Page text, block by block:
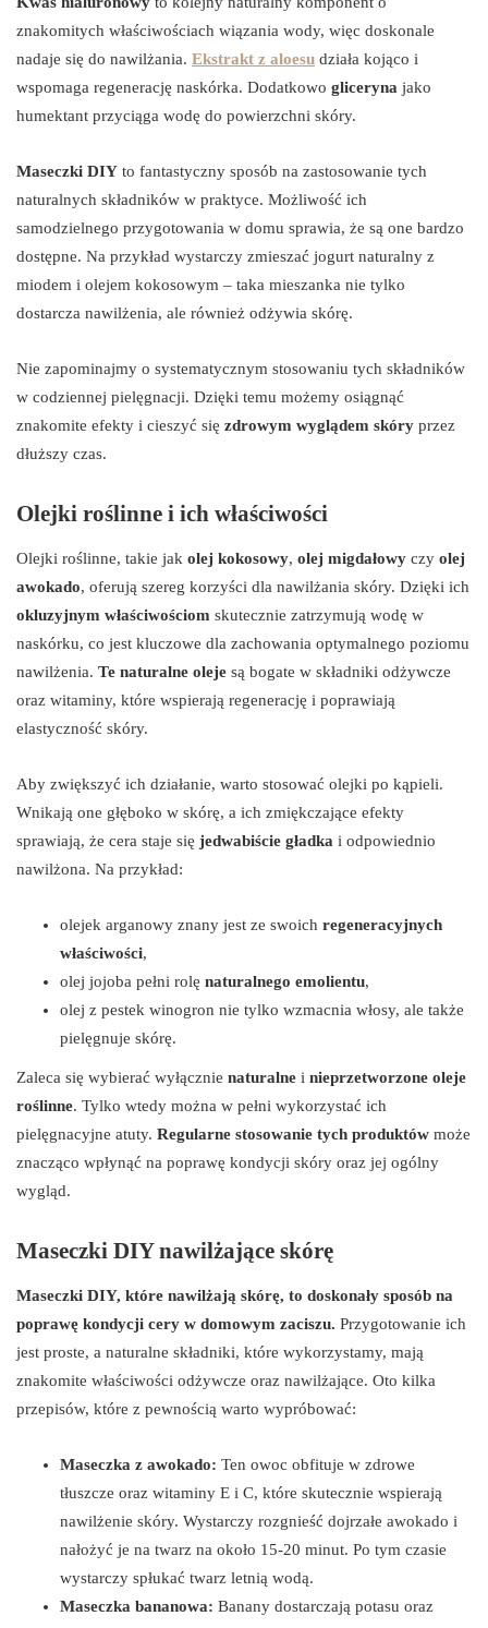
znakomitych właściwościach wiązania wody, więc doskonale
nadaje się do nawilżania. Ekstrakt z aloesu działa kojąco i
wspomaga regenerację naskórka. Dodatkowo gliceryna jako
humektant przyciąga wodę do powierzchni skóry.
Maseczki DIY to fantastyczny sposób na zastosowanie tych
naturalnych składników w praktyce. Możliwość ich
samodzielnego przygotowania w domu sprawia, że są one bardzo
dostępne. Na przykład wystarczy zmieszać jogurt naturalny z
miodem i olejem kokosowym – taka mieszanka nie tylko
dostarcza nawilżenia, ale również odżywia skórę.
Nie zapominajmy o systematycznym stosowaniu tych składników
w codziennej pielęgnacji. Dzięki temu możemy osiągnąć
znakomite efekty i cieszyć się zdrowym wyglądem skóry przez
dłuższy czas.
Olejki roślinne i ich właściwości
Olejki roślinne, takie jak olej kokosowy, olej migdałowy czy olej
awokado, oferują szereg korzyści dla nawilżania skóry. Dzięki ich
okluzyjnym właściwościom skutecznie zatrzymują wodę w
naskórku, co jest kluczowe dla zachowania optymalnego poziomu
nawilżenia. Te naturalne oleje są bogate w składniki odżywcze
oraz witaminy, które wspierają regenerację i poprawiają
elastyczność skóry.
Aby zwiększyć ich działanie, warto stosować olejki po kąpieli.
Wnikają one głęboko w skórę, a ich zmiękczające efekty
sprawiają, że cera staje się jedwabiście gładka i odpowiednio
nawilżona. Na przykład:
olejek arganowy znany jest ze swoich regeneracyjnych
właściwości,
olej jojoba pełni rolę naturalnego emolientu,
olej z pestek winogron nie tylko wzmacnia włosy, ale także
pielęgnuje skórę.
Zaleca się wybierać wyłącznie naturalne i nieprzetworzone oleje
roślinne. Tylko wtedy można w pełni wykorzystać ich
pielęgnacyjne atuty. Regularne stosowanie tych produktów może
znacząco wpłynąć na poprawę kondycji skóry oraz jej ogólny
wygląd.
Maseczki DIY nawilżające skórę
Maseczki DIY, które nawilżają skórę, to doskonały sposób na
poprawę kondycji cery w domowym zaciszu. Przygotowanie ich
jest proste, a naturalne składniki, które wykorzystamy, mają
znakomite właściwości odżywcze oraz nawilżające. Oto kilka
przepisów, które z pewnością warto wypróbować:
Maseczka z awokado: Ten owoc obfituje w zdrowe
tłuszcze oraz witaminy E i C, które skutecznie wspierają
nawilżenie skóry. Wystarczy rozgnieść dojrzałe awokado i
nałożyć je na twarz na około 15-20 minut. Po tym czasie
wystarczy spłukać twarz letnią wodą.
Maseczka bananowa: Banany dostarczają potasu oraz